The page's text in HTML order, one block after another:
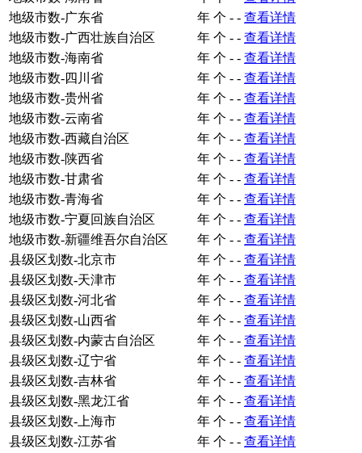
地级市数-广东省
年 个 - - 查看详情
地级市数-广西壮族自治区
年 个 - - 查看详情
地级市数-海南省
年 个 - - 查看详情
地级市数-四川省
年 个 - - 查看详情
地级市数-贵州省
年 个 - - 查看详情
地级市数-云南省
年 个 - - 查看详情
地级市数-西藏自治区
年 个 - - 查看详情
地级市数-陕西省
年 个 - - 查看详情
地级市数-甘肃省
年 个 - - 查看详情
地级市数-青海省
年 个 - - 查看详情
地级市数-宁夏回族自治区
年 个 - - 查看详情
地级市数-新疆维吾尔自治区
年 个 - - 查看详情
县级区划数-北京市
年 个 - - 查看详情
县级区划数-天津市
年 个 - - 查看详情
县级区划数-河北省
年 个 - - 查看详情
县级区划数-山西省
年 个 - - 查看详情
县级区划数-内蒙古自治区
年 个 - - 查看详情
县级区划数-辽宁省
年 个 - - 查看详情
县级区划数-吉林省
年 个 - - 查看详情
县级区划数-黑龙江省
年 个 - - 查看详情
县级区划数-上海市
年 个 - - 查看详情
县级区划数-江苏省
年 个 - - 查看详情